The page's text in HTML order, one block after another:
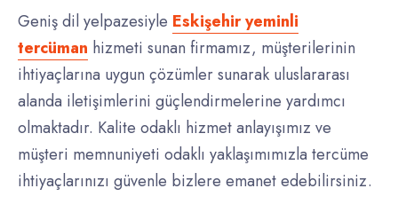
Geniş dil yelpazesiyle Eskişehir yeminli
tercüman hizmeti sunan firmamız, müşterilerinin
ihtiyaçlarına uygun çözümler sunarak uluslararası
alanda iletişimlerini güçlendirmelerine yardımcı
olmaktadır. Kalite odaklı hizmet anlayışımız ve
müşteri memnuniyeti odaklı yaklaşımımızla tercüme
ihtiyaçlarınızı güvenle bizlere emanet edebilirsiniz.